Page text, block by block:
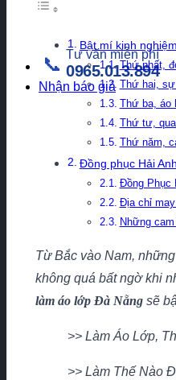
📞 Tư vấn miễn phí
0965.013.894
Nhận báo giá
Bật mí kinh
Thứ nhất,
Thứ hai,
Thứ ba, áo
Thứ tư,
Thứ năm,
Đồng phục Hải
Đồng Phục
Địa chỉ
Những
Từ Bắc vào Nam,
không quá bất ngờ khi
làm áo lớp Đà Nẵng sẽ
>> Làm Áo Lớp,
>> Làm Thế Nào